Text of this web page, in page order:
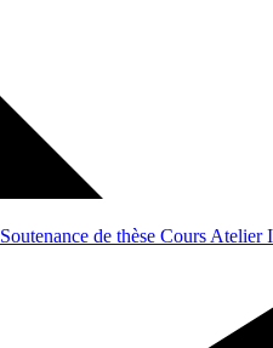
Soutenance de thèse Cours Atelier